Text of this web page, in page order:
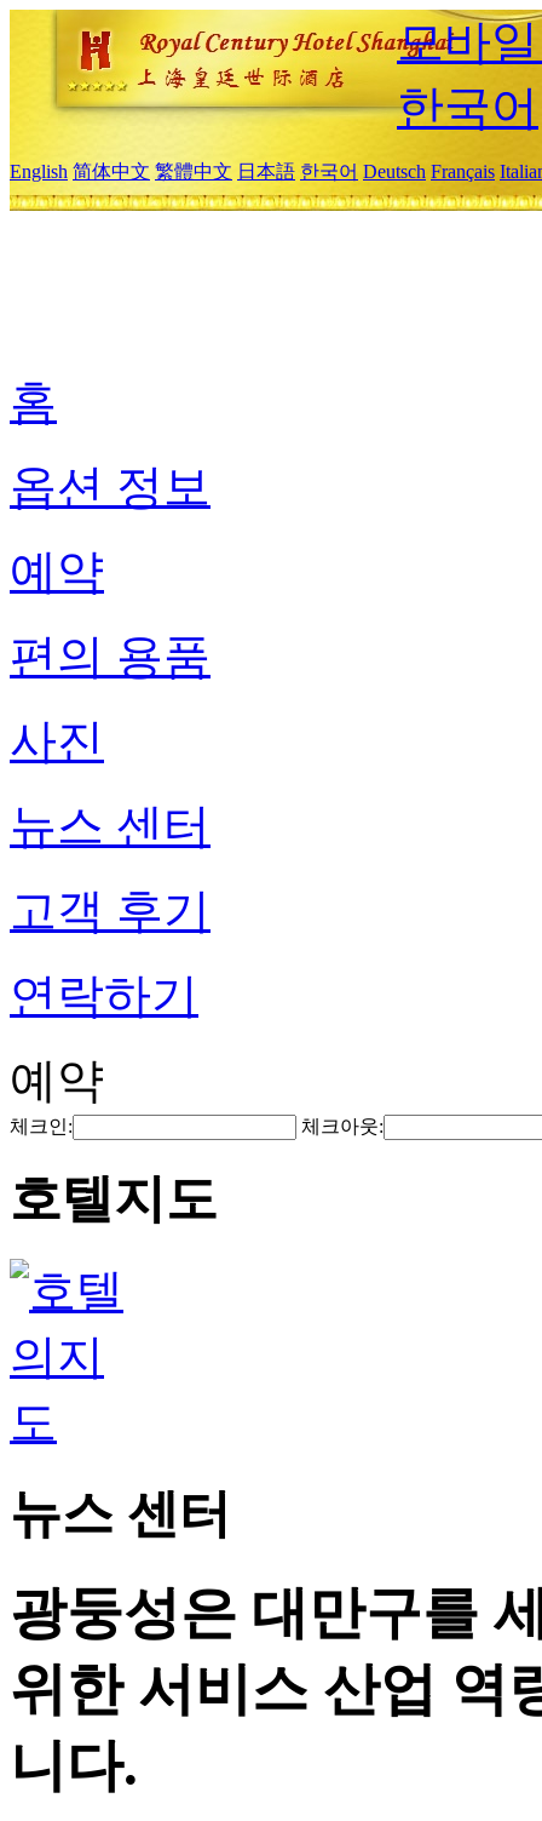
모바
한국어
English 简体中文 繁體中文 日本語 한국어 Deutsch Français
홈
옵션 정보
예약
편의 용품
사진
뉴스 센터
고객 후기
연락하기
예약
체크인: 체크아웃:
호텔지도
뉴스 센터
광둥성은 대만구를
위한 서비스 산업 역
니다.